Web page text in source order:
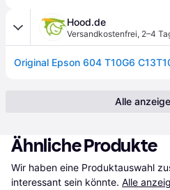
Hood.de
Versandkostenfrei, 2–4
Ähnliche Produkte
Wir haben eine Produktauswahl
interessant sein könnte. Alle